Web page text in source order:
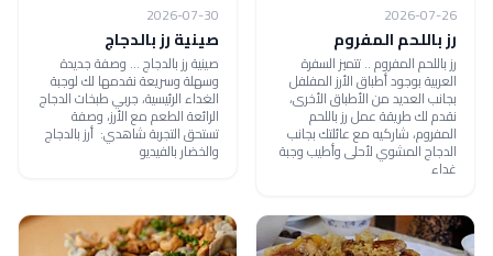
2026-07-26
رز باللحم المفروم
رز باللحم المفروم .. تتميز السفرة
العربية بوجود أطباق الأرز المفلفل
بجانب العديد من الأطباق الأخرى،
نقدم لك طريقة عمل رز باللحم
المفروم، شاركيه مع عائلتك بجانب
الدجاج المشوي لأحلى وأطيب وجبة
غداء
2026-07-30
صينية رز بالدجاج
صينية رز بالدجاج ... وصفة جديدة
وسهلة وسريعة نقدمها لك لوجبة
الغداء الرئيسية، جربي طبخات الدجاج
الرائعة الطعم مع الأرز، وصفة
تستحق التجربة شاهدي: أرز بالدجاج
والخضار بالفيديو